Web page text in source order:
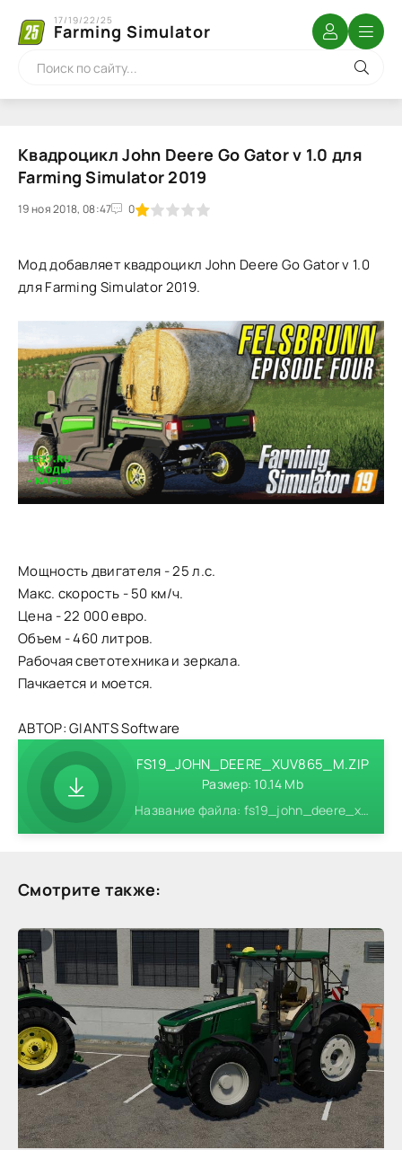
Farming Simulator
17/19/22/25
Квадроцикл John Deere Go Gator v 1.0 для
Farming Simulator 2019
19 ноя 2018, 08:47 0
1 2 3 4 5
Мод добавляет квадроцикл John Deere Go Gator v 1.0
для Farming Simulator 2019.
Мощность двигателя - 25 л.с.
Макс. скорость - 50 км/ч.
Цена - 22 000 евро.
Объем - 460 литров.
Рабочая светотехника и зеркала.
Пачкается и моется.
АВТОР: GIANTS Software
FS19_JOHN_DEERE_XUV865_M.ZIP
Размер: 10.14 Mb
Название файла: fs19_john_deere_xuv865_m.zip
Смотрите также: